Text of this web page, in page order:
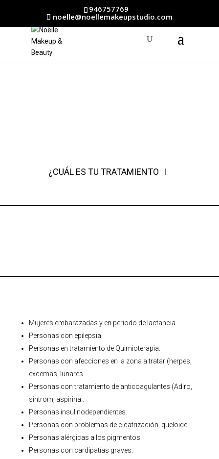
946757769
noelle@noellemakeupstudio.com
¿CUÁL ES TU TRATAMIENTO IDEAL
Mujeres embarazadas y en periodo de lactancia.
Personas con epilepsia.
Personas en tratamiento de Quimioterapia.
Personas con afecciones en la zona a tratar (herpes,
excemas, lunares..
Personas con tratamiento de anticoagulantes (Adiro,
sintrom, aspirina..
Personas insulinodependientes.
Personas con problemas de cicatrización, queloide
Personas alérgicas a los pigmentos.
Personas con cardipatías graves.